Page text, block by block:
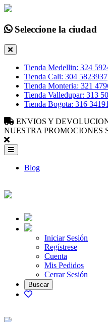
Seleccione la ciudad
Tienda Medellin: 324
Tienda Cali: 304 5823937
Tienda Monteria: 321
Tienda Valledupar: 313
Tienda Bogota: 316
ENVIOS Y
NUESTRA PROMOCIONES
Blog
Iniciar Sesión
Regístrese
Cuenta
Mis Pedidos
Cerrar Sesión